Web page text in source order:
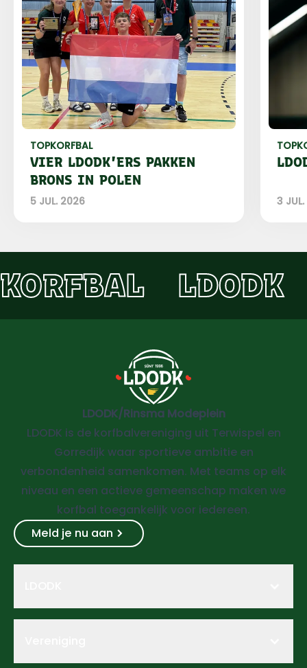
TOPKORFBAL
VIER LDODK'ERS PAKKEN
BRONS IN POLEN
5 JUL. 2026 3
KORFBAL LDODK
LDODK/Rinsma Modeplein
LDODK is de korfbalvereniging uit Terwispel en
Gorredijk waar sportieve ambitie en
verbondenheid samenkomen. Met teams op elk
niveau en een actieve gemeenschap maken we
korfbal toegankelijk voor iedereen.
Meld je nu aan